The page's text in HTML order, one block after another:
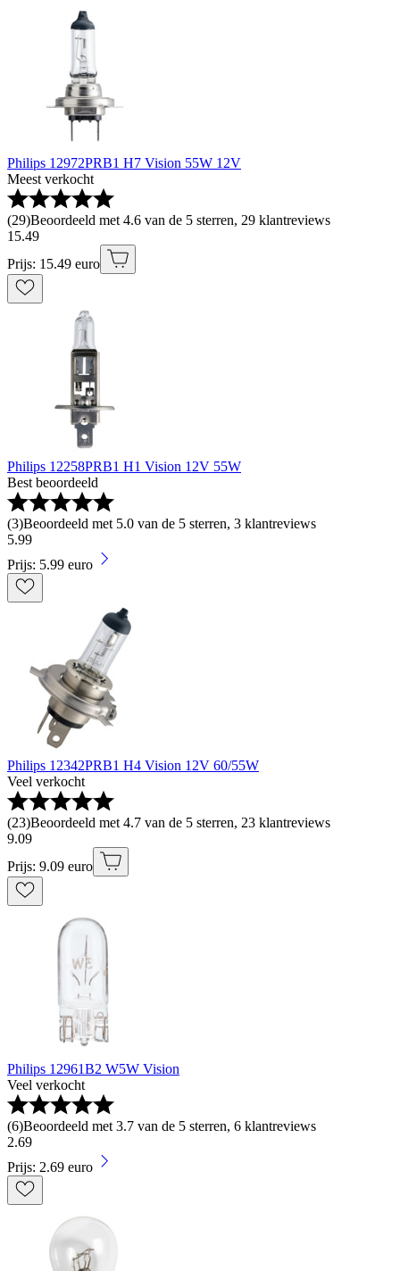
Philips 12972PRB1 H7 Vision 55W 12V
Meest verkocht
(29)Beoordeeld met 4.6 van de 5 sterren, 29 klantreviews
15.49
Prijs: 15.49 euro
Philips 12258PRB1 H1 Vision 12V 55W
Best beoordeeld
(3)Beoordeeld met 5.0 van de 5 sterren, 3 klantreviews
5.99
Prijs: 5.99 euro
Philips 12342PRB1 H4 Vision 12V 60/55W
Veel verkocht
(23)Beoordeeld met 4.7 van de 5 sterren, 23 klantreviews
9.09
Prijs: 9.09 euro
Philips 12961B2 W5W Vision
Veel verkocht
(6)Beoordeeld met 3.7 van de 5 sterren, 6 klantreviews
2.69
Prijs: 2.69 euro